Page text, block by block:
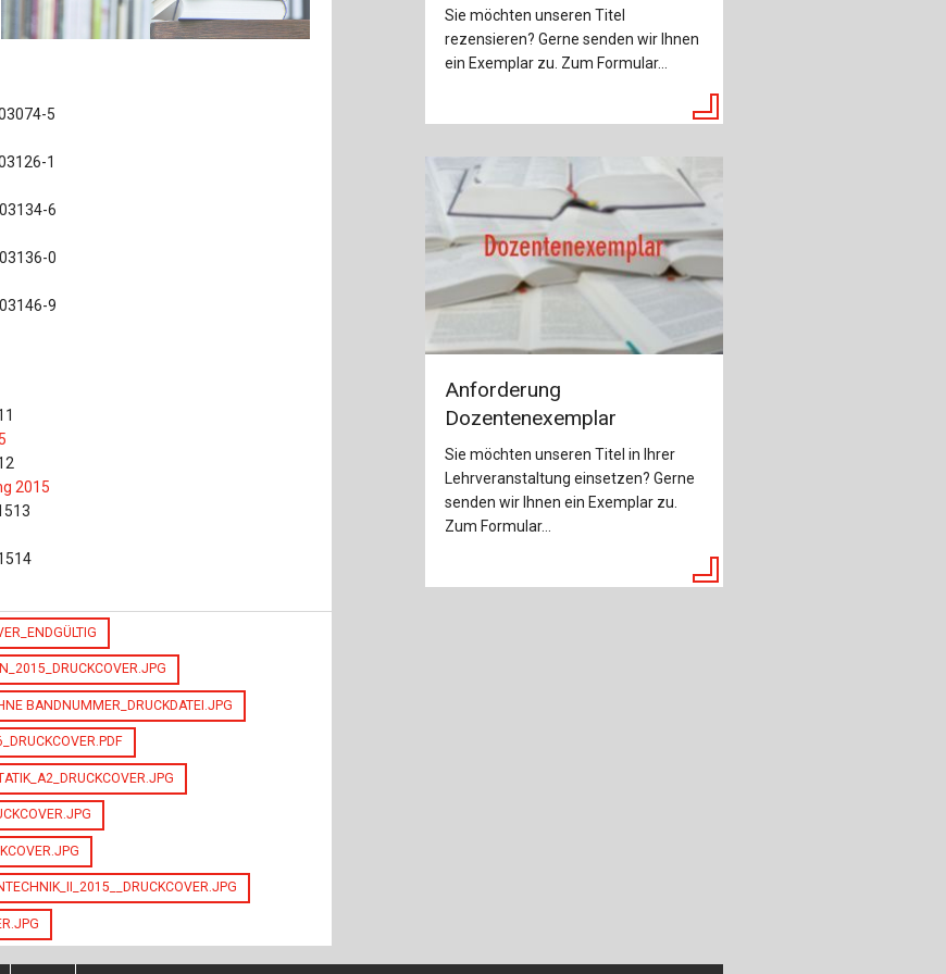
Baustoffe Sachbuch
Stahlbau
5
1
6
0
9
2015
BANDNUMMER_DRUCKDATEI.JPG
Sie möchten unseren Titel
rezensieren? Gerne senden wir Ihnen
ein Exemplar zu. Zum Formular...
Anforderung
Dozentenexemplar
Sie möchten unseren Titel in Ihrer
Lehrveranstaltung einsetzen? Gerne
senden wir Ihnen ein Exemplar zu.
Zum Formular...